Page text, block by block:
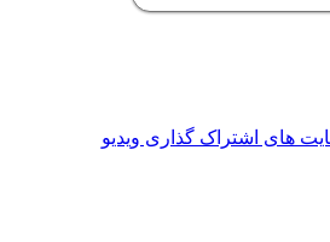
های اشتراک گذاری ویدیو